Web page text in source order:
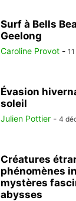
Surf à Bells
Geelong
Caroline Provot -
Évasion
soleil
Julien Pottier - 4
Créatures
phénomènes
mystères
abysses